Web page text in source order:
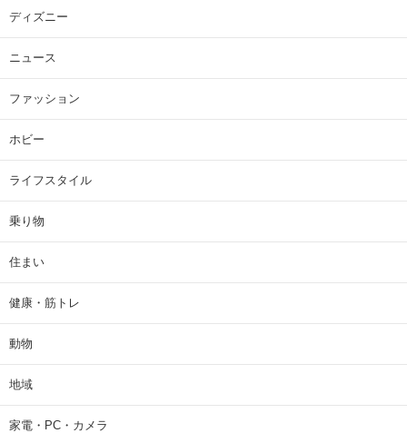
ディズニー
ニュース
ファッション
ホビー
ライフスタイル
乗り物
住まい
健康・筋トレ
動物
地域
家電・PC・カメラ